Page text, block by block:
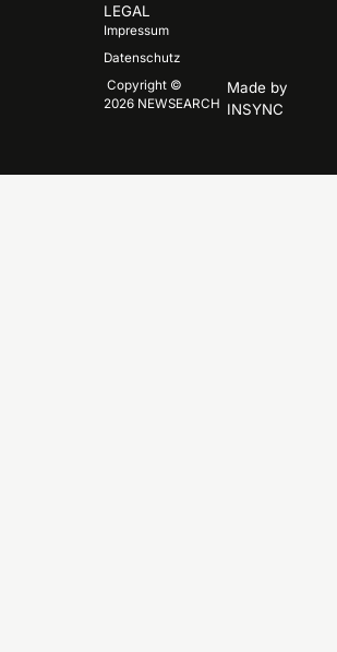
LEGAL
Impressum
Datenschutz
Copyright ©
2026NEWSEARCH
Made by
INSYNC